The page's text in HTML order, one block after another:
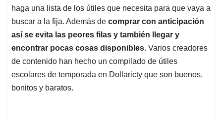
haga una lista de los útiles que necesita para que vaya a
buscar a la fija. Además de comprar con anticipación
así se evita las peores filas y también llegar y
encontrar pocas cosas disponibles. Varios creadores
de contenido han hecho un compilado de útiles
escolares de temporada en Dollaricty que son buenos,
bonitos y baratos.